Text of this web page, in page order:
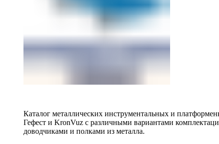
Каталог металлических инструментальных и
Гефест и KronVuz с различными вариантами
доводчиками и полками из металла.